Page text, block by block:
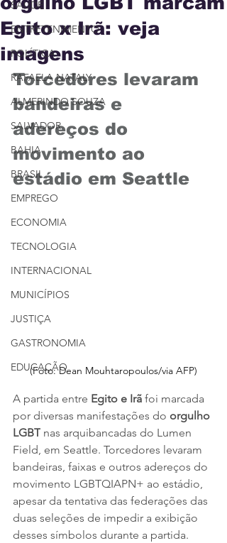
SAÚDE
ENTRETENIMENTO
POLÍTICA
RAFAELA NATALY
ALMERINDO SOUZA
SALVADOR
BAHIA
BRASIL
EMPREGO
ECONOMIA
TECNOLOGIA
INTERNACIONAL
MUNICÍPIOS
JUSTIÇA
GASTRONOMIA
EDUCAÇÃO
Egito x Irã: veja
imagens
Torcedores levaram
bandeiras e
adereços do
movimento ao
estádio em Seattle
(Foto: Dean Mouhtaropoulos/via AFP)
A partida entre Egito e Irã foi marcada
por diversas manifestações do orgulho
LGBT nas arquibancadas do Lumen
Field, em Seattle. Torcedores levaram
bandeiras, faixas e outros adereços do
movimento LGBTQIAPN+ ao estádio,
apesar da tentativa das federações das
duas seleções de impedir a exibição
desses símbolos durante a partida.